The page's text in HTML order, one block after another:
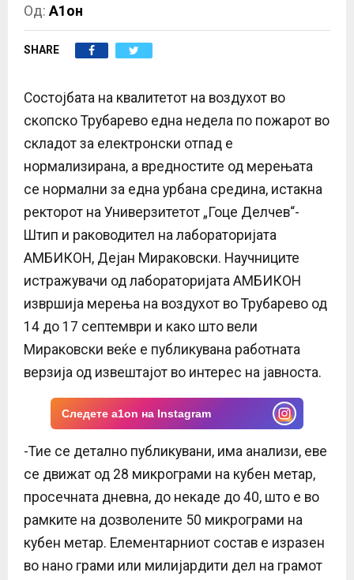
M
E
N
U
Од:А1он
SHARE
Состојбата на квалитетот на воздухот во
скопско Трубарево една недела по пожарот во
складот за електронски отпад е
нормализирана, а вредностите од мерењата
се нормални за една урбана средина, истакна
ректорот на Универзитетот „Гоце Делчев“-
Штип и раководител на лабораторијата
АМБИКОН, Дејан Мираковски. Научниците
истражувачи од лабораторијата АМБИКОН
извршија мерења на воздухот во Трубарево од
14 до 17 септември и како што вели
Мираковски веќе е публикувана работната
верзија од извештајот во интерес на јавноста.
Следете a1on на Instagram
-Тие се детално публикувани, има анализи, еве
се движат од 28 микрограми на кубен метар,
просечната дневна, до некаде до 40, што е во
рамките на дозволените 50 микрограми на
кубен метар. Елементарниот состав е изразен
во нано грами или милијардити дел на грамот